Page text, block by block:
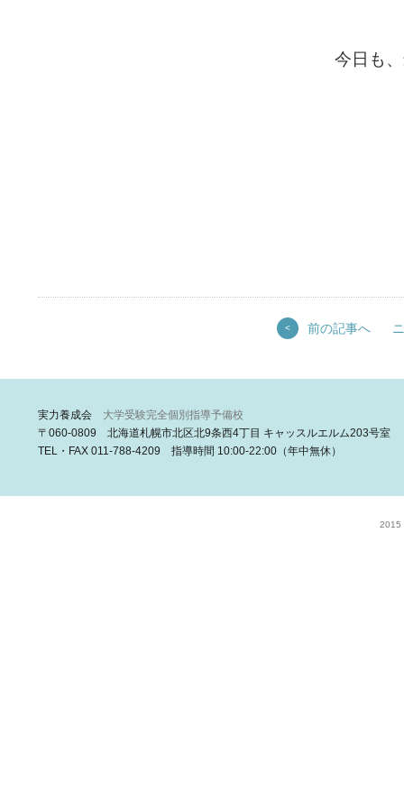
今日も
< 前の記事へ
実力養成会 大学受験完全個別指導予備校
〒060-0809 北海道札幌市北区北9条西4丁目 キャッスルエルム203号室
TEL・FAX 011-788-4209 指導時間 10:00-22:00（年中無休）
2015